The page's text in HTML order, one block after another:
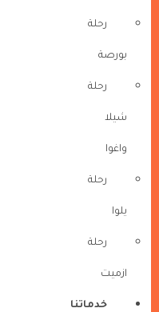
رحلة
بورصة
رحلة
شيلا
واغوا
رحلة
يلوا
رحلة
ازميت
خدماتنا